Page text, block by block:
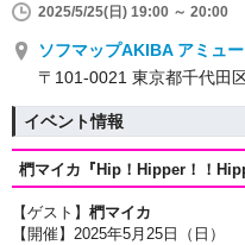
2025/5/25(日) 19:00 ～ 20:00
ソフマップAKIBA アミュ
〒101-0021 東京都千代田
イベント情報
椚マイカ『Hip！Hipper！！
【ゲスト】 椚マイカ
【開催】2025年5月25日（日 ）